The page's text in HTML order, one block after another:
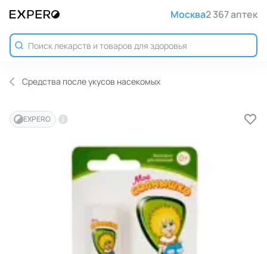
Москва2 367 аптек
Средства после укусов насекомых
EXPERO